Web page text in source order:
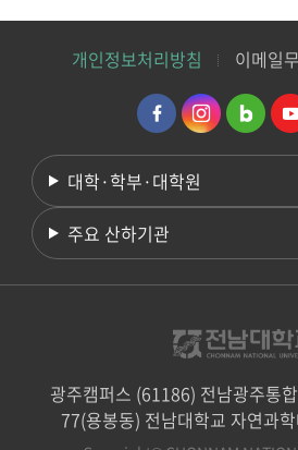
개인정보처리방침 이메일
대학·학부·대학원
주요 산하기관
광주캠퍼스 (61186) 전남광주통합
77(용봉동) 전남대학교 자연과